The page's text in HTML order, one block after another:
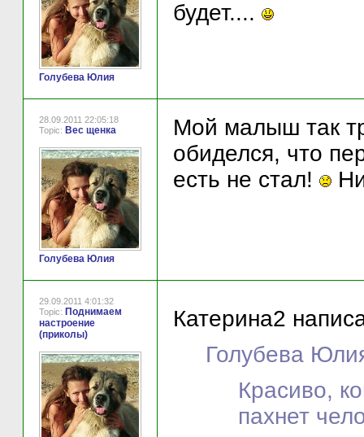
Голубева Юлия
будет....
28.09.2011 22:05:18
Topic: Вес щенка
Голубева Юлия
Мой малыш так
обиделся, что
есть не стал!
29.09.2011 4:01:32
Topic: Поднимаем
настроение
(приколы)
Катерина2
Голубева
Красиво,
пахнет